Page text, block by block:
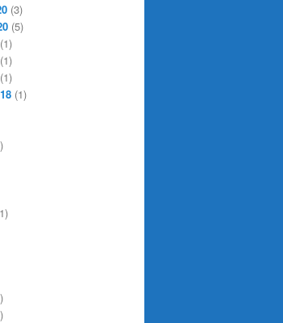
(3)
(5)
(1)
(1)
(1)
(1)